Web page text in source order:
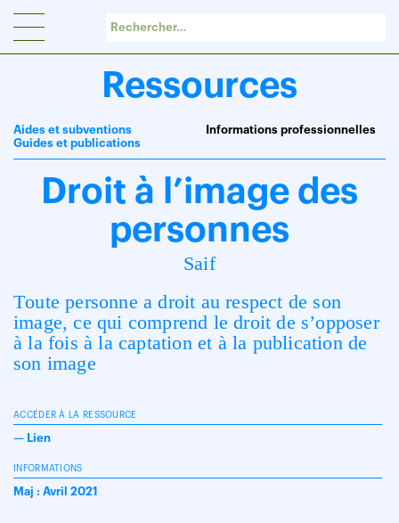
Ressources
Aides et subventions
Guides et publications
Informations professionnelles
Droit à l’image des
personnes
Saif
Toute personne a droit au respect de son
image, ce qui comprend le droit de s’opposer
à la fois à la captation et à la publication de
son image
ACCÉDER À LA RESSOURCE
— Lien
INFORMATIONS
Maj : Avril 2021